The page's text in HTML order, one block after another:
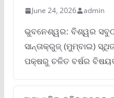
June 24, 2026 admin
ଭୁବନେଶ୍ୱର: ବିଶ୍ୱର
ସାନ୍ତାକ୍ରୁଜ୍ (ମୁମ୍ବାଇ)
ପକ୍ଷରୁ ଚଳିତ ବର୍ଷର